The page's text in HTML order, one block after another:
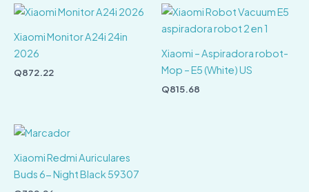
Xiaomi Monitor A24i 24in
2026
Q872.22
Xiaomi – Aspiradora robot-
Mop – E5 (White) US
Q815.68
Xiaomi Redmi Auriculares
Buds 6- Night Black 59307